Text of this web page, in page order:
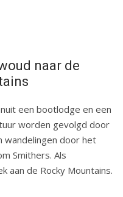
naar de
een bootlodge en een
worden gevolgd door
wandelingen door het
Smithers. Als
aan de Rocky Mountains.